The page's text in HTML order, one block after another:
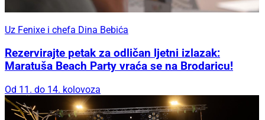
Uz Fenixe i chefa Dina Bebića
Rezervirajte petak za odličan ljetni izlazak:
Maratuša Beach Party vraća se na Brodaricu!
Od 11. do 14. kolovoza